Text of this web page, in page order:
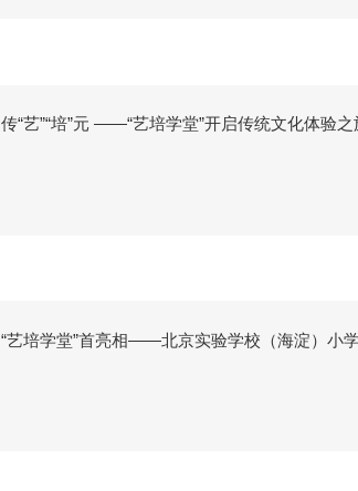
传“艺”“培”元 ——“艺培学堂”开启传统文化体验之
“艺培学堂”首亮相——北京实验学校（海淀）小